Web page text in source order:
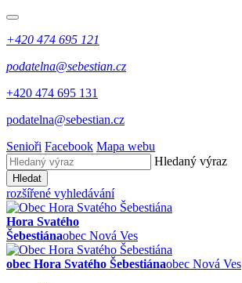
+420 474 695 121
podatelna@sebestian.cz
+420 474 695 131
podatelna@sebestian.cz
Senioři Facebook Mapa webu
Hledaný výraz
Hledat
rozšířené vyhledávání
Hora Svatého
Šebestiánaobec Nová Ves
obec Hora Svatého Šebestiánaobec Nová Ves